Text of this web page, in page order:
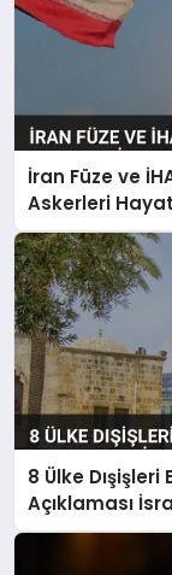
İran Füze ve
Askerleri
8 Ülke
Açıklaması